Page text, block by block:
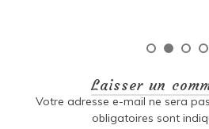
Laisser un
Votre adresse e-mail ne sera
obligatoires sont